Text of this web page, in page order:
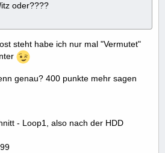
oder????
steht habe ich nur mal "Vermutet"
genau? 400 punkte mehr sagen
- Loop1, also nach der HDD